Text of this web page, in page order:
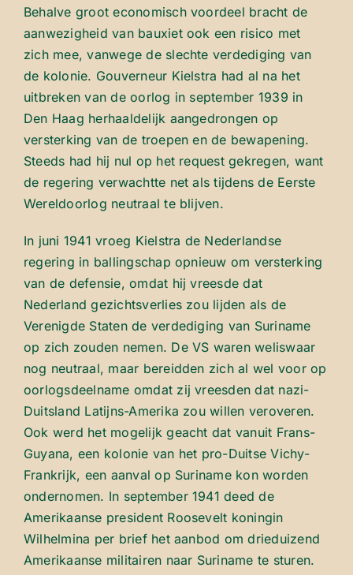
Behalve groot economisch voordeel bracht de
aanwezigheid van bauxiet ook een risico met
zich mee, vanwege de slechte verdediging van
de kolonie. Gouverneur Kielstra had al na het
uitbreken van de oorlog in september 1939 in
Den Haag herhaaldelijk aangedrongen op
versterking van de troepen en de bewapening.
Steeds had hij nul op het request gekregen, want
de regering verwachtte net als tijdens de Eerste
Wereldoorlog neutraal te blijven.
In juni 1941 vroeg Kielstra de Nederlandse
regering in ballingschap opnieuw om versterking
van de defensie, omdat hij vreesde dat
Nederland gezichtsverlies zou lijden als de
Verenigde Staten de verdediging van Suriname
op zich zouden nemen. De VS waren weliswaar
nog neutraal, maar bereidden zich al wel voor op
oorlogsdeelname omdat zij vreesden dat nazi-
Duitsland Latijns-Amerika zou willen veroveren.
Ook werd het mogelijk geacht dat vanuit Frans-
Guyana, een kolonie van het pro-Duitse Vichy-
Frankrijk, een aanval op Suriname kon worden
ondernomen. In september 1941 deed de
Amerikaanse president Roosevelt koningin
Wilhelmina per brief het aanbod om drieduizend
Amerikaanse militairen naar Suriname te sturen.